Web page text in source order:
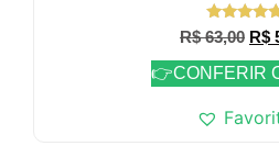
Avaliação
5.00
de 5
R$63,00 R$
👉CONFERIR